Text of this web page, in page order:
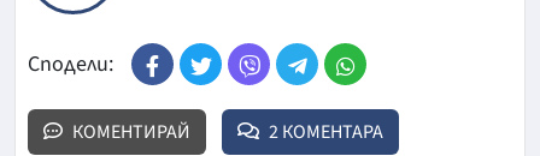
Сподели:
КОМЕНТИРАЙ 2 КОМЕНТАРА